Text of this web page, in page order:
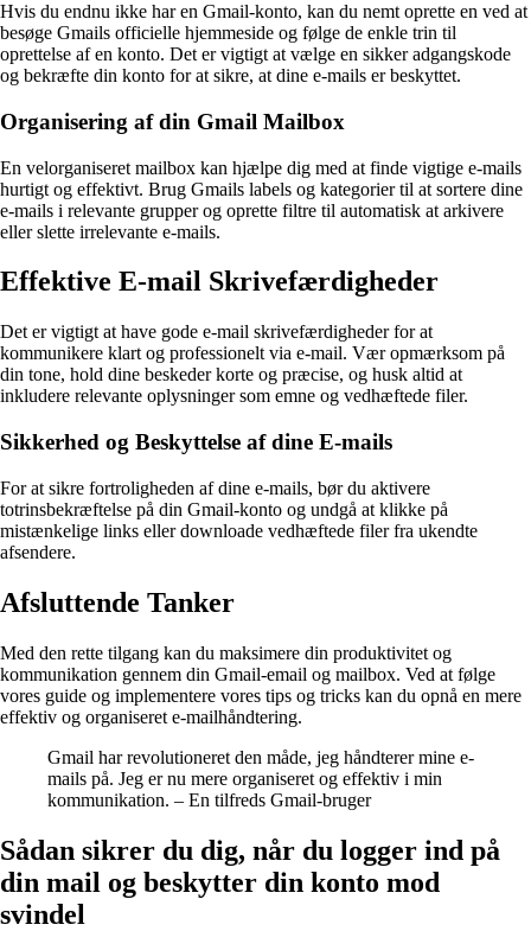
Hvis du endnu ikke har en Gmail-konto, kan du nemt oprette en ved at
besøge Gmails officielle hjemmeside og følge de enkle trin til
oprettelse af en konto. Det er vigtigt at vælge en sikker adgangskode
og bekræfte din konto for at sikre, at dine e-mails er beskyttet.
Organisering af din Gmail Mailbox
En velorganiseret mailbox kan hjælpe dig med at finde vigtige e-mails
hurtigt og effektivt. Brug Gmails labels og kategorier til at sortere dine
e-mails i relevante grupper og oprette filtre til automatisk at arkivere
eller slette irrelevante e-mails.
Effektive E-mail Skrivefærdigheder
Det er vigtigt at have gode e-mail skrivefærdigheder for at
kommunikere klart og professionelt via e-mail. Vær opmærksom på
din tone, hold dine beskeder korte og præcise, og husk altid at
inkludere relevante oplysninger som emne og vedhæftede filer.
Sikkerhed og Beskyttelse af dine E-mails
For at sikre fortroligheden af dine e-mails, bør du aktivere
totrinsbekræftelse på din Gmail-konto og undgå at klikke på
mistænkelige links eller downloade vedhæftede filer fra ukendte
afsendere.
Afsluttende Tanker
Med den rette tilgang kan du maksimere din produktivitet og
kommunikation gennem din Gmail-email og mailbox. Ved at følge
vores guide og implementere vores tips og tricks kan du opnå en mere
effektiv og organiseret e-mailhåndtering.
Gmail har revolutioneret den måde, jeg håndterer mine e-
mails på. Jeg er nu mere organiseret og effektiv i min
kommunikation. – En tilfreds Gmail-bruger
Sådan sikrer du dig, når du logger ind på
din mail og beskytter din konto mod
svindel